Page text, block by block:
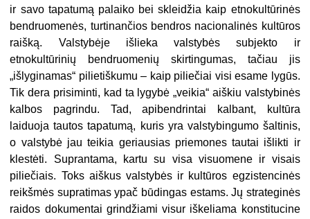
ir savo tapatumą palaiko bei skleidžia kaip etnokultūrinės
bendruomenės, turtinančios bendros nacionalinės kultūros
raišką. Valstybėje išlieka valstybės subjekto ir
etnokultūrinių bendruomenių skirtingumas, tačiau jis
„išlyginamas“ pilietiškumu – kaip piliečiai visi esame lygūs.
Tik dera prisiminti, kad ta lygybė „veikia“ aiškiu valstybinės
kalbos pagrindu. Tad, apibendrintai kalbant, kultūra
laiduoja tautos tapatumą, kuris yra valstybingumo šaltinis,
o valstybė jau teikia geriausias priemones tautai išlikti ir
klestėti. Suprantama, kartu su visa visuomene ir visais
piliečiais. Toks aiškus valstybės ir kultūros egzistencinės
reikšmės supratimas ypač būdingas estams. Jų strateginės
raidos dokumentai grindžiami visur iškeliama konstitucine